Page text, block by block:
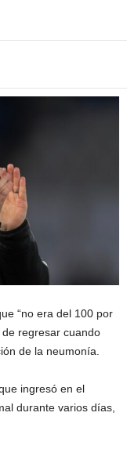
“no era del 100 por
regresar cuando
de la neumonía.
ingresó en el
durante varios días,